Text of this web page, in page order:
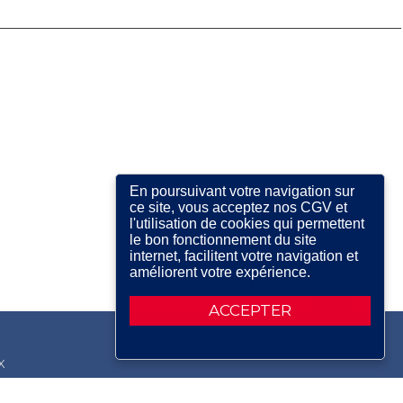
ACCEPTER
En poursuivant votre navigation sur
ce site, vous acceptez nos CGV et
l'utilisation de cookies qui permettent
le bon fonctionnement du site
internet, facilitent votre navigation et
améliorent votre expérience.